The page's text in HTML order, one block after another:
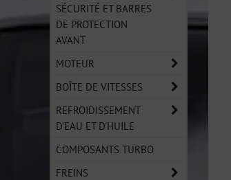
SÉCURITÉ ET BARRES
DE PROTECTION
AVANT
MOTEUR
BOÎTE DE VITESSES
REFROIDISSEMENT
D'EAU ET D'HUILE
COMPOSANTS TURBO
FREINS